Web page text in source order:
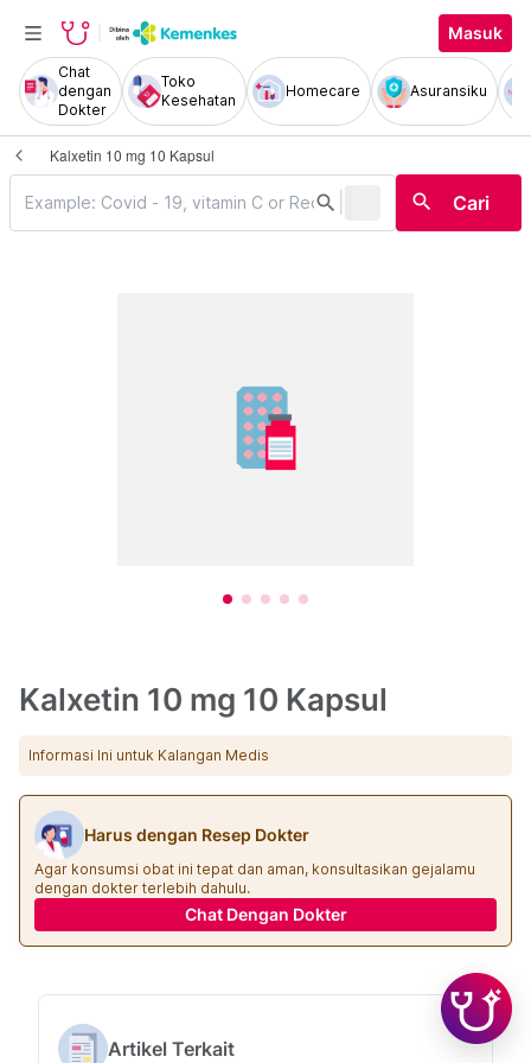
Masuk
Chat
dengan
Dokter
Toko
Kesehatan
Homecare Asuransiku
Kalxetin 10 mg 10 Kapsul
search search Cari
Kalxetin 10 mg 10 Kapsul
Informasi Ini untuk Kalangan Medis
Harus dengan Resep Dokter
Agar konsumsi obat ini tepat dan aman, konsultasikan gejalamu
dengan dokter terlebih dahulu.
Chat Dengan Dokter
Artikel Terkait